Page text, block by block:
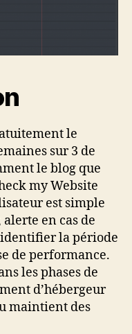
le
sur 3 de
le blog que
my Website
est simple
en cas de
la période
de performance.
les phases de
d’hébergeur
maintient des